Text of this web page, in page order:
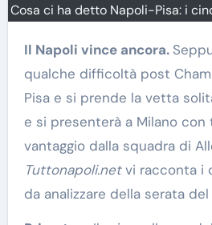
Cosa ci ha detto Napoli-Pisa: i
Il Napoli vince ancora.
qualche difficoltà post
Pisa e si prende la vetta
e si presenterà a Milano
vantaggio dalla squadra di
Tuttonapoli.netvi racconta i
da analizzare della serata del